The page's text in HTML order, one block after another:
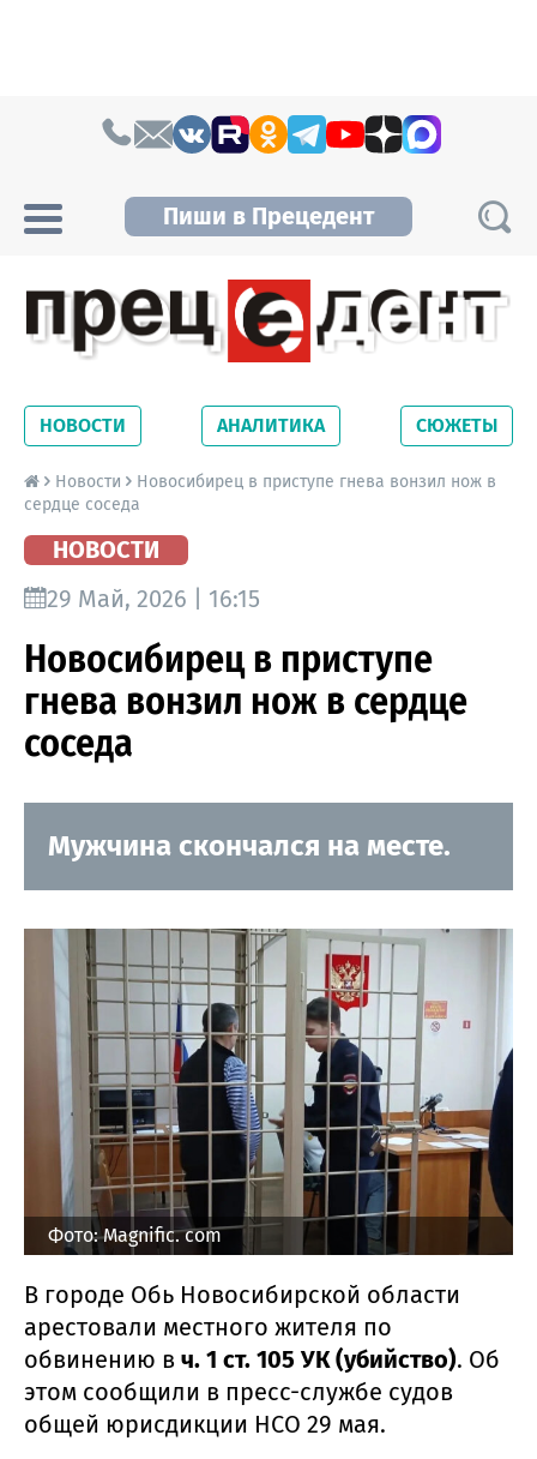
Пиши в Прецедент
Новосибирской области. Читайте свежие
новости на сайте сетевого издания
Precedent.
НОВОСТИ АНАЛИТИКА СЮЖЕТЫ
Новости
Новосибирец в приступе гнева вонзил нож в
сердце соседа
НОВОСТИ
29 Май, 2026 | 16:15
Новосибирец в приступе
гнева вонзил нож в сердце
соседа
Мужчина скончался на месте.
Фото: Magnific. com
В городе Обь Новосибирской области
арестовали местного жителя по
обвинению в ч. 1 ст. 105 УК (убийство). Об
этом сообщили в пресс-службе судов
общей юрисдикции НСО 29 мая.